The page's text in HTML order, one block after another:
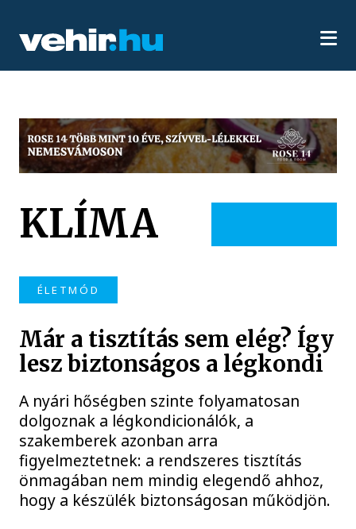
KLÍMA
ÉLETMÓD
Már a tisztítás sem elég? Így
lesz biztonságos a légkondi
A nyári hőségben szinte folyamatosan
dolgoznak a légkondicionálók, a
szakemberek azonban arra
figyelmeztetnek: a rendszeres tisztítás
önmagában nem mindig elegendő ahhoz,
hogy a készülék biztonságosan működjön.